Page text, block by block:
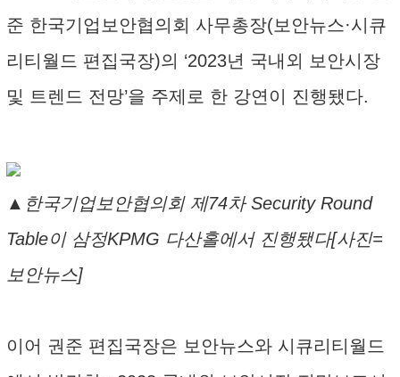
준 한국기업보안협의회 사무총장(보안뉴스·시큐
리티월드 편집국장)의 ‘2023년 국내외 보안시장
및 트렌드 전망’을 주제로 한 강연이 진행됐다.
▲한국기업보안협의회 제74차 Security Round
Table이 삼정KPMG 다산홀에서 진행됐다[사진=
보안뉴스]
이어 권준 편집국장은 보안뉴스와 시큐리티월드